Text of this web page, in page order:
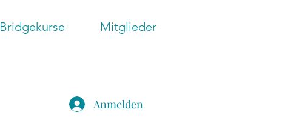
Bridgekurse Mitglieder
Anmelden